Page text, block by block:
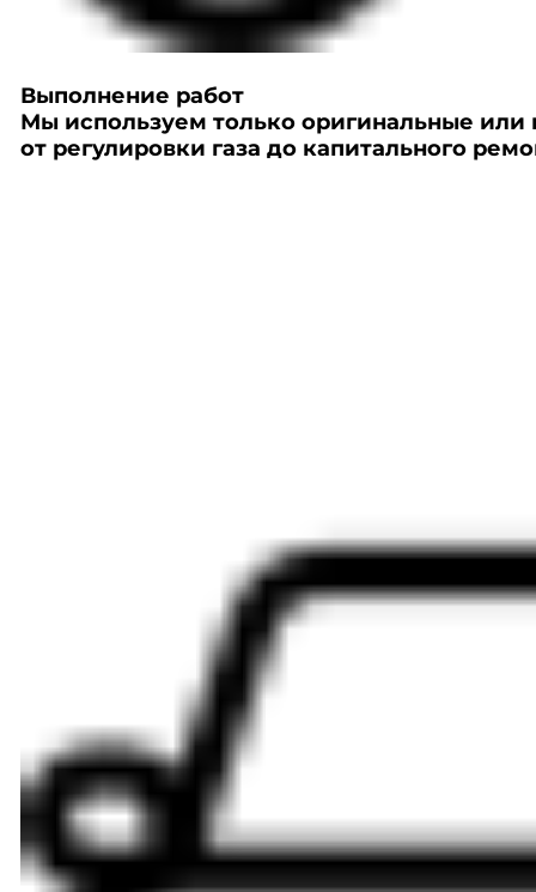
Выполнение работ
Мы используем только оригинальные или
от регулировки газа до капитального